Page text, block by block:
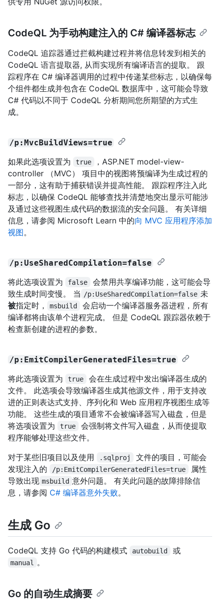
CodeQL 为手动构建注入的 C# 编译器标志
CodeQL 追踪器通过拦截构建过程并将信息转发到相关的
CodeQL 语言提取器, 从而实现所有编译语言的提取。 跟
踪程序在 C# 编译器调用的过程中传递某些标志，以确保每
个组件都生成并包含在 CodeQL 数据库中，这可能会导致
C# 代码以不同于 CodeQL 分析期间您所期望的方式生
成。
/p:MvcBuildViews=true
如果此选项设置为 true
，ASP.NET model-view-
controller （MVC） 项目中的视图将预编译为生成过程的
一部分，这有助于捕获错误并提高性能。 跟踪程序注入此
标志，以确保 CodeQL 能够查找并清楚地突出显示可能涉
及通过这些视图生成代码的数据流的安全问题。 有关详细
信息，请参阅 Microsoft Learn 中的向 MVC 应用程序添加
视图。
/p:UseSharedCompilation=false
将此选项设置为 false
会禁用共享编译功能，这可能会导
致生成时间变慢。 当 /p:UseSharedCompilation=false 未
被指定时， msbuild
会启动一个编译器服务器进程，所有
编译都将由该单个进程完成。 但是 CodeQL 跟踪器依赖于
检查新创建的进程的参数。
/p:EmitCompilerGeneratedFiles=true
将此选项设置为 true
会在生成过程中发出编译器生成的
文件。 此选项会导致编译器生成其他源文件，用于支持改
进的正则表达式支持、序列化和 Web 应用程序视图生成等
功能。 这些生成的项目通常不会被编译器写入磁盘，但是
将选项设置为
true
会强制将文件写入磁盘，从而使提取
程序能够处理这些文件。
对于某些旧项目以及使用
.sqlproj
文件的项目，可能会
发现注入的
/p:EmitCompilerGeneratedFiles=true
属性
导致出现 msbuild 意外问题。 有关此问题的故障排除信
息，请参阅 C# 编译器意外失败。
生成 Go
CodeQL 支持 Go 代码的构建模式 autobuild 或
manual 。
Go 的自动生成摘要